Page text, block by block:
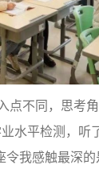
不同，思考
水平检测，
我感触最深